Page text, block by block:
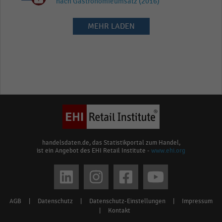
MEHR LADEN
handelsdaten.de, das Statistikportal zum Handel,
ist ein Angebot des EHI Retail Institute - www.ehi.org
Footer
AGB Datenschutz Datenschutz-Einstellungen
Impressum
Kontakt